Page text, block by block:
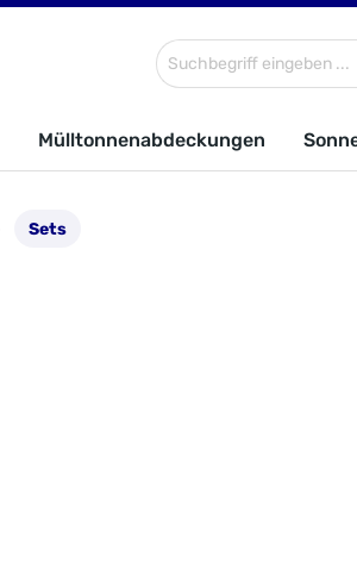
Mülltonnenabdeckungen
Sets